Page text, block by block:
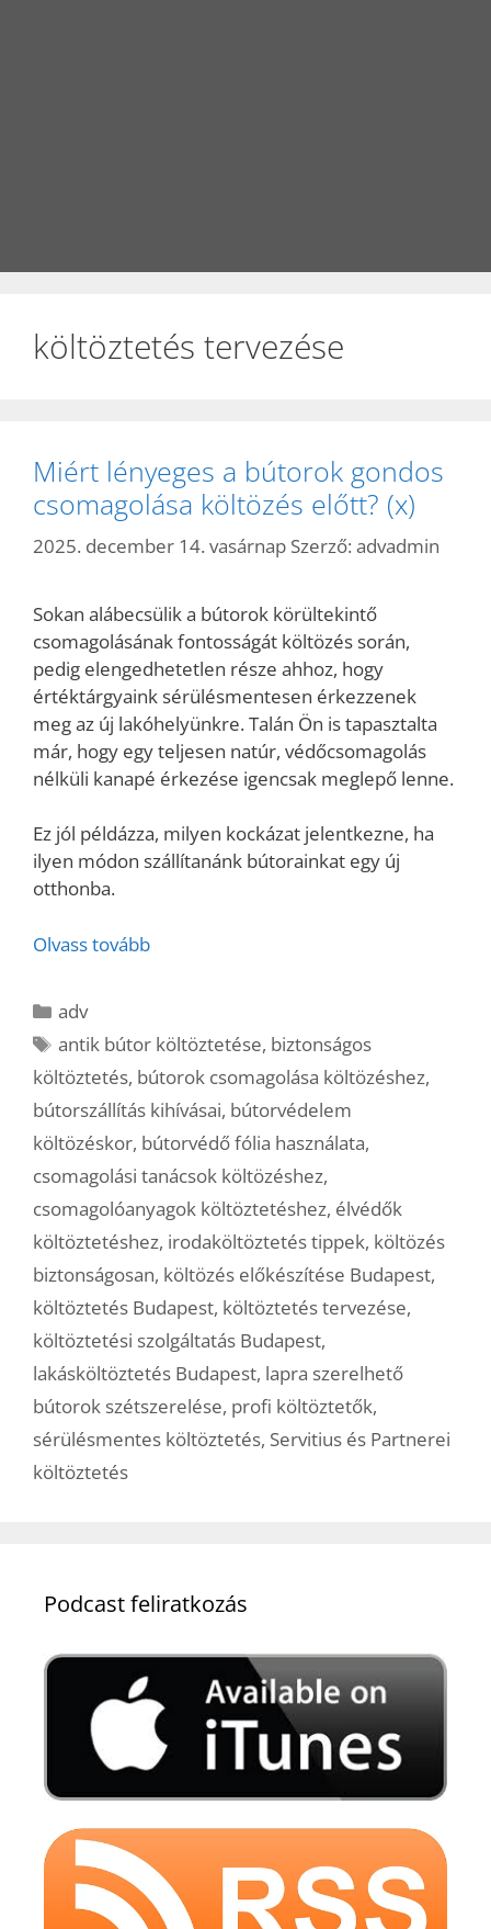
költöztetés tervezése
Miért lényeges a bútorok gondos
csomagolása költözés előtt? (x)
2025. december 14. vasárnap Szerző: advadmin
Sokan alábecsülik a bútorok körültekintő
csomagolásának fontosságát költözés során,
pedig elengedhetetlen része ahhoz, hogy
értéktárgyaink sérülésmentesen érkezzenek
meg az új lakóhelyünkre. Talán Ön is tapasztalta
már, hogy egy teljesen natúr, védőcsomagolás
nélküli kanapé érkezése igencsak meglepő lenne.
Ez jól példázza, milyen kockázat jelentkezne, ha
ilyen módon szállítanánk bútorainkat egy új
otthonba.
Olvass tovább
Kategória
adv
Címkék
antik bútor költöztetése, biztonságos
költöztetés, bútorok csomagolása költözéshez,
bútorszállítás kihívásai, bútorvédelem
költözéskor, bútorvédő fólia használata,
csomagolási tanácsok költözéshez,
csomagolóanyagok költöztetéshez, élvédők
költöztetéshez, irodaköltöztetés tippek, költözés
biztonságosan, költözés előkészítése Budapest,
költöztetés Budapest, költöztetés tervezése,
költöztetési szolgáltatás Budapest,
lakásköltöztetés Budapest, lapra szerelhető
bútorok szétszerelése, profi költöztetők,
sérülésmentes költöztetés, Servitius és Partnerei
költöztetés
Podcast feliratkozás